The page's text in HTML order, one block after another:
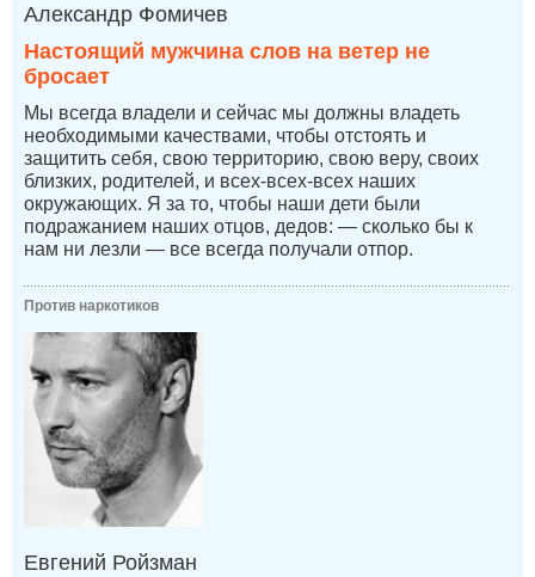
Александр Фомичев
Настоящий мужчина слов на ветер не
бросает
Мы всегда владели и сейчас мы должны владеть
необходимыми качествами, чтобы отстоять и
защитить себя, свою территорию, свою веру, своих
близких, родителей, и всех-всех-всех наших
окружающих. Я за то, чтобы наши дети были
подражанием наших отцов, дедов: — сколько бы к
нам ни лезли — все всегда получали отпор.
Против наркотиков
Евгений Ройзман